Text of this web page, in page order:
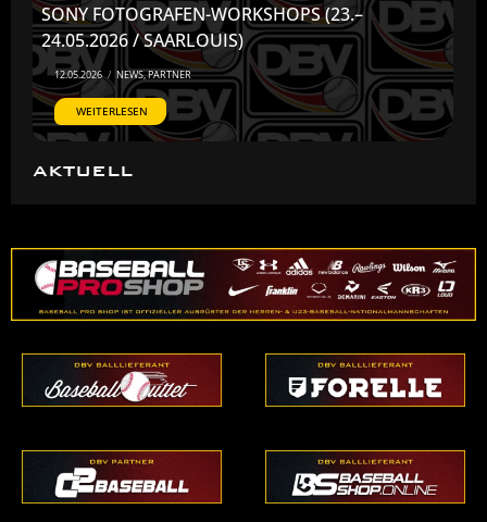
AKTUELL
SONY FOTOGRAFEN-WORKSHOPS (23.–
24.05.2026 / SAARLOUIS)
12.05.2026 / NEWS,PARTNER
WEITERLESEN